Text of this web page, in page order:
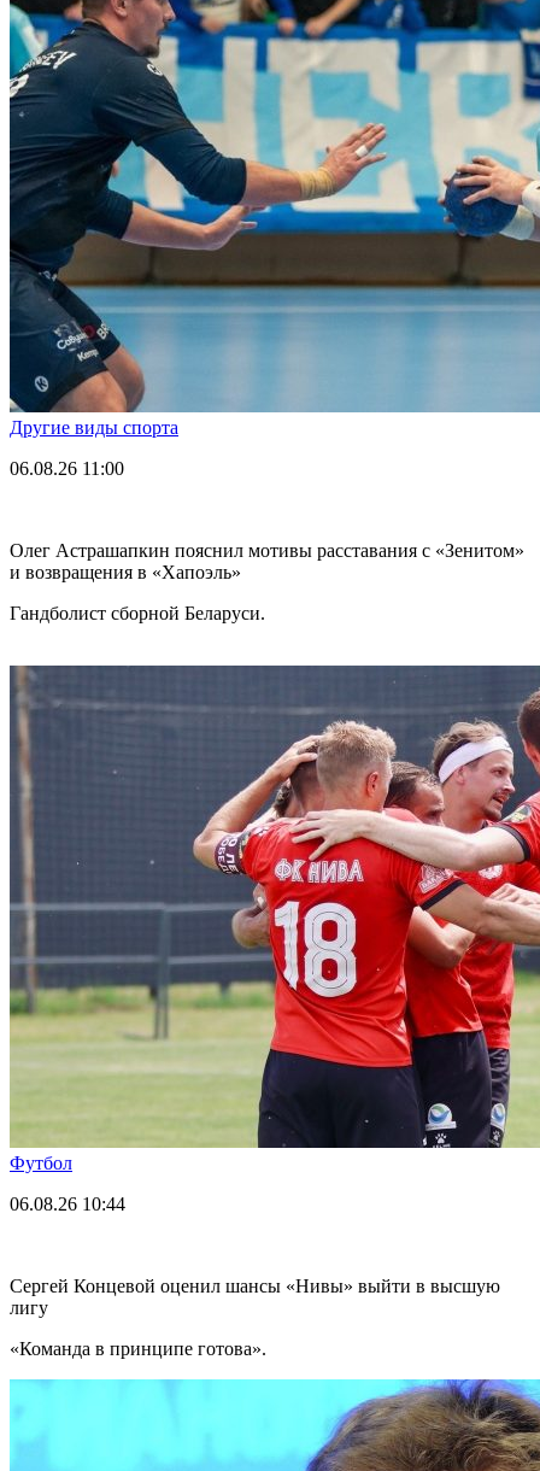
Другие виды спорта
06.08.26 11:00
Олег Астрашапкин пояснил мотивы расставания с «Зенитом»
и возвращения в «Хапоэль»
Гандболист сборной Беларуси.
Футбол
06.08.26 10:44
Сергей Концевой оценил шансы «Нивы» выйти в высшую
лигу
«Команда в принципе готова».